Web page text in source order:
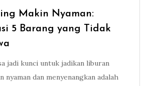
Makin Nyaman:
5 Barang yang Tidak
jadi kunci untuk jadikan liburan
nyaman dan menyenangkan adalah